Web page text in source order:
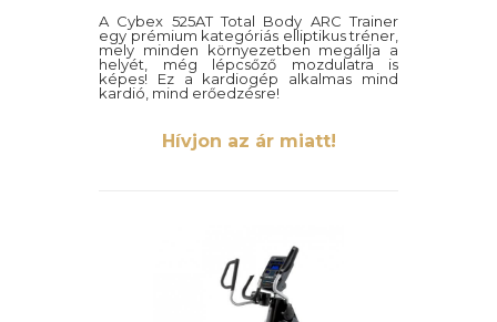
A Cybex 525AT Total Body ARC Trainer
egy prémium kategóriás elliptikus tréner,
mely minden környezetben megállja a
helyét, még lépcsőző mozdulatra is
képes! Ez a kardiogép alkalmas mind
kardió, mind erőedzésre!
Hívjon az ár miatt!